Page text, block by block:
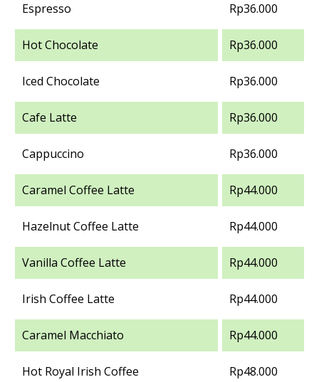
Espresso Rp36.000
Hot Chocolate Rp36.000
Iced Chocolate Rp36.000
Cafe Latte Rp36.000
Cappuccino Rp36.000
Caramel Coffee Latte Rp44.000
Hazelnut Coffee Latte Rp44.000
Vanilla Coffee Latte Rp44.000
Irish Coffee Latte Rp44.000
Caramel Macchiato Rp44.000
Hot Royal Irish Coffee Rp48.000